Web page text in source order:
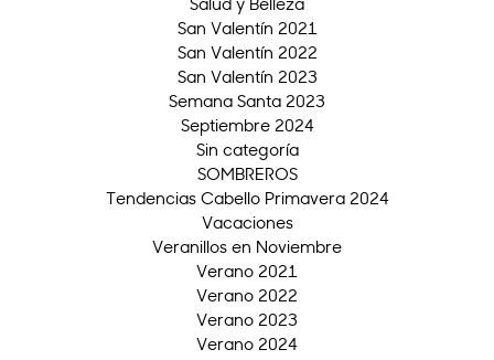
San Valentín 2021
San Valentín 2022
San Valentín 2023
Semana Santa 2023
Septiembre 2024
Sin categoría
SOMBREROS
Tendencias Cabello Primavera 2024
Vacaciones
Veranillos en Noviembre
Verano 2021
Verano 2022
Verano 2023
Verano 2024